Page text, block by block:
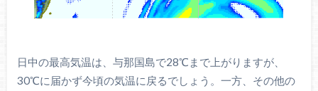
日中の最高気温は、与那国島で28℃まで上がりますが、
30℃に届かず今頃の気温に戻るでしょう。一方、その他の